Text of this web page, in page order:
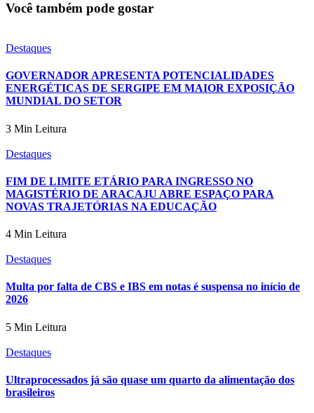
Você também pode gostar
Destaques
GOVERNADOR APRESENTA POTENCIALIDADES
ENERGÉTICAS DE SERGIPE EM MAIOR EXPOSIÇÃO
MUNDIAL DO SETOR
3 Min Leitura
Destaques
FIM DE LIMITE ETÁRIO PARA INGRESSO NO
MAGISTÉRIO DE ARACAJU ABRE ESPAÇO PARA
NOVAS TRAJETÓRIAS NA EDUCAÇÃO
4 Min Leitura
Destaques
Multa por falta de CBS e IBS em notas é suspensa no início de
2026
5 Min Leitura
Destaques
Ultraprocessados já são quase um quarto da alimentação dos
brasileiros